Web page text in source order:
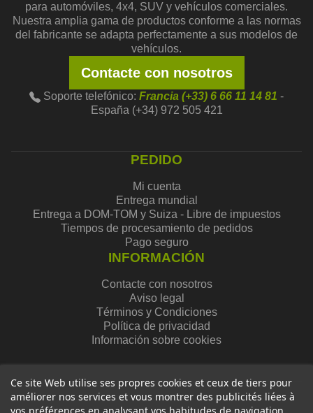
Ce site Web utilise ses propres cookies et ceux de tiers pour
améliorer nos services et vous montrer des publicités liées à
para automóviles, 4x4, SUV y vehículos comerciales.
Nuestra amplia gama de productos conforme a las normas
del fabricante se adapta perfectamente a sus modelos de
vehículos.
Contacte con nosotros
Soporte telefónico: Francia (+33) 6 66 11 14 81 -
España (+34) 972 505 421
PEDIDO
Mi cuenta
Entrega mundial
Entrega a DOM-TOM y Suiza - Libre de impuestos
Tiempos de procesamiento de pedidos
Pago seguro
INFORMACIÓN
Contacte con nosotros
Aviso legal
Términos y Condiciones
Política de privacidad
Información sobre cookies